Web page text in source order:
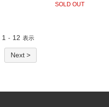
SOLD OUT
1 - 12 表示
Next >